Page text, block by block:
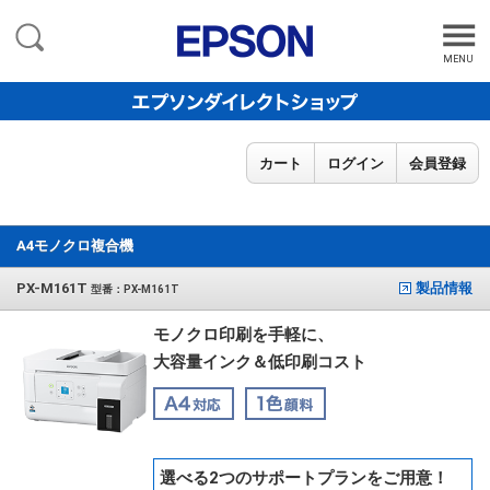
MENU
カート ログイン 会員登録
A4モノクロ複合機
PX-M161T 型番：PX-M161T 製品情報
モノクロ印刷を手軽に、
大容量インク＆低印刷コスト
選べる2つのサポートプランをご用意！